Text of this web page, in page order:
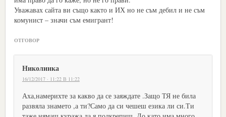
Уважавах сайта ви също както и ИХ но не съм дебил и не съм
комунист – значи съм емигрант!
ОТГОВОР
Николинка
16/12/2017 · 11:22 В 11:22
Аха,намерихте за какво да се заяждате .Защо ТЯ не била
развяла знамето ,а ти?Само да си чешеш езика ли си.Ти